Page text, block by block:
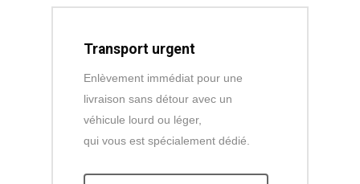
Transport urgent
Enlèvement immédiat pour une
livraison sans détour avec un
véhicule lourd ou léger,
qui vous est spécialement dédié.